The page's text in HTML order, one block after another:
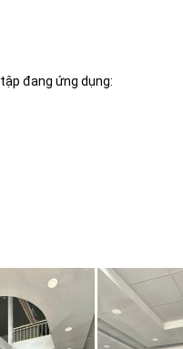
đang ứng dụng: